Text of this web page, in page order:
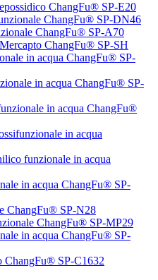
ChangFu® SP-E20
ChangFu® SP-DN46
ChangFu® SP-A70
ChangFu® SP-SH
in acqua ChangFu® SP-
in acqua ChangFu® SP-
in acqua ChangFu®
in acqua
funzionale in acqua
in acqua ChangFu® SP-
ChangFu® SP-N28
ChangFu® SP-MP29
in acqua ChangFu® SP-
ChangFu® SP-C1632